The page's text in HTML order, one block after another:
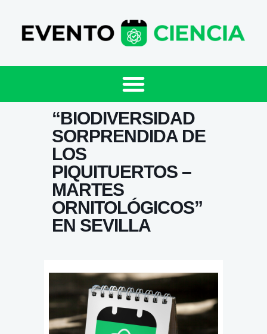
“BIODIVERSIDAD
SORPRENDIDA DE
LOS
PIQUITUERTOS –
MARTES
ORNITOLÓGICOS”
EN SEVILLA